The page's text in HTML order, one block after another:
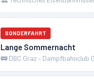
SONDERFAHRT
Lange Sommernacht
🚃 DBC Graz – Dampfbahnclub